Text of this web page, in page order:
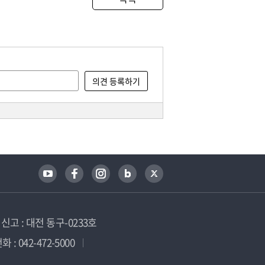
고 : 대전 동구-0233호
: 042-472-5000